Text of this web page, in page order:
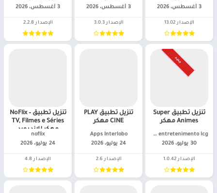
3 أغسطس، 2026
الإصدار 13.02
3 أغسطس، 2026
الإصدار 3.0.3
3 أغسطس، 2026
الإصدار 2.2.8
جـديـد
تنزيل تطبيق Super
Animes مهكر
Orb entretenimento lcg.‏
30 يوليو، 2026
الإصدار 1.0.42
تنزيل تطبيق PLAY
CINE مهكر
Apps Interlobo‏
24 يوليو، 2026
الإصدار 2.6
تنزيل تطبيق NoFlix –
TV, Filmes e Séries
مهكر للاندرويد
noflix‏
24 يوليو، 2026
الإصدار 4.8